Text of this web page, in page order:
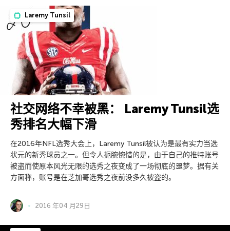
Laremy Tunsil
社交网络不幸被黑： Laremy Tunsil选
秀排名大幅下滑
在2016年NFL选秀大会上，Laremy Tunsil被认为是最有实力当选
状元的新秀球员之一。但令人扼腕惋惜的是，由于自己的推特账号
被盗而使原本风光无限的选秀之夜变成了一场彻底的噩梦。据有关
方面称，账号是在芝加哥选秀之夜前没多久被盗的。
2016 年04 月29日